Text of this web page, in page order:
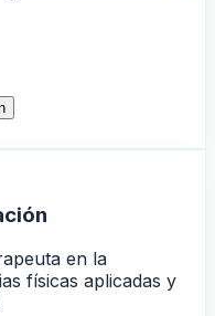
en la
físicas aplicadas y